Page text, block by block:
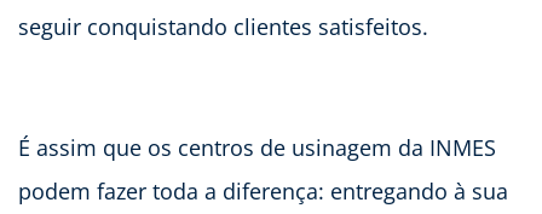
seguir conquistando clientes satisfeitos.
É assim que os centros de usinagem da INMES
podem fazer toda a diferença: entregando à sua